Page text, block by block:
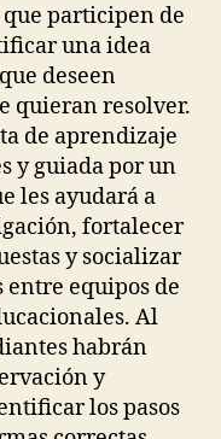
participen de
una idea
deseen
quieran resolver.
de aprendizaje
y guiada por un
les ayudará a
fortalecer
y socializar
entre equipos de
Al
habrán
y
los pasos